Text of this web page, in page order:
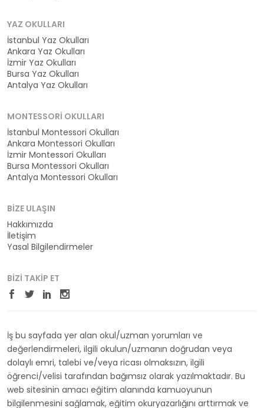
YAZ OKULLARI
İstanbul Yaz Okulları
Ankara Yaz Okulları
İzmir Yaz Okulları
Bursa Yaz Okulları
Antalya Yaz Okulları
MONTESSORI OKULLARI
İstanbul Montessori Okulları
Ankara Montessori Okulları
İzmir Montessori Okulları
Bursa Montessori Okulları
Antalya Montessori Okulları
BIZE ULAŞIN
Hakkımızda
İletişim
Yasal Bilgilendirmeler
BIZI TAKIP ET
İş bu sayfada yer alan okul/uzman yorumları ve
değerlendirmeleri, ilgili okulun/uzmanın doğrudan veya
dolaylı emri, talebi ve/veya ricası olmaksızın, ilgili
öğrenci/velisi tarafından bağımsız olarak yazılmaktadır. Bu
web sitesinin amacı eğitim alanında kamuoyunun
bilgilenmesini sağlamak, eğitim okuryazarlığını arttırmak ve